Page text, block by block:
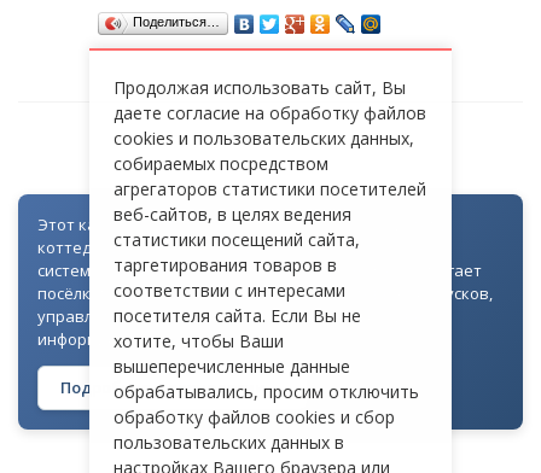
Поделиться…
СТ «БУРЕВЕСТНИК»
Этот каталог создан как часть цифровой экосистемы
коттеджных посёлков: для всех объектов доступна
система контроля доступа через Telegram. Она помогает
посёлкам автоматизировать выдачу гостевых пропусков,
управлять доступом на территорию и оперативно
информировать жителей
Подробнее о технологии →
Продолжая использовать сайт, Вы
даете согласие на обработку файлов
cookies и пользовательских данных,
собираемых посредством
агрегаторов статистики посетителей
веб-сайтов, в целях ведения
статистики посещений сайта,
таргетирования товаров в
соответствии с интересами
посетителя сайта. Если Вы не
хотите, чтобы Ваши
вышеперечисленные данные
обрабатывались, просим отключить
обработку файлов cookies и сбор
пользовательских данных в
настройках Вашего браузера или